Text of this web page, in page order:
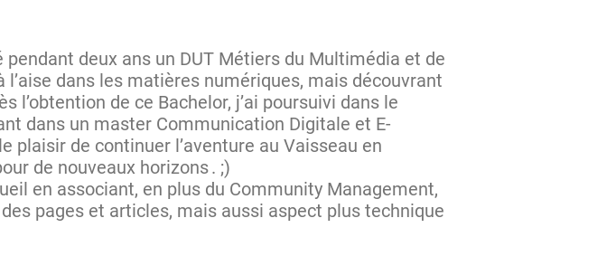
deux ans un DUT Métiers du Multimédia et de
l’aise dans les matières numériques, mais découvrant
de ce Bachelor, j’ai poursuivi dans le
dans un master Communication Digitale et E-
plaisir de continuer l’aventure au Vaisseau en
de nouveaux horizons . ;)
en associant, en plus du Community Management,
pages et articles, mais aussi aspect plus technique